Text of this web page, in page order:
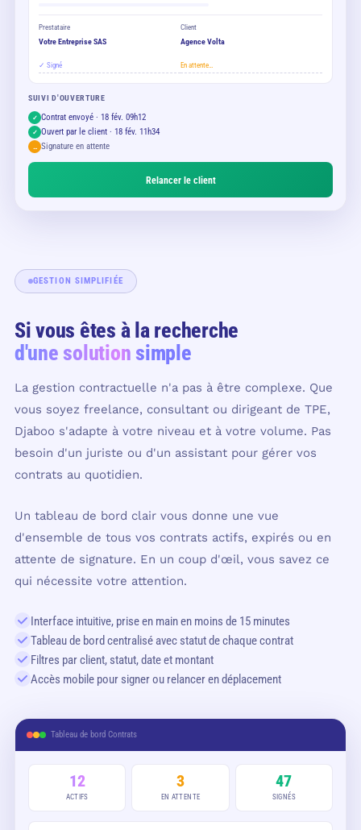
Prestataire
Votre Entreprise SAS
✓ Signé
Client
Agence Volta
En attente…
SUIVI D'OUVERTURE
✓ Contrat envoyé · 18 fév. 09h12
✓ Ouvert par le client · 18 fév. 11h34
… Signature en attente
Relancer le client
GESTION SIMPLIFIÉE
Si vous êtes à la recherche
d'une solution simple
La gestion contractuelle n'a pas à être complexe. Que
vous soyez freelance, consultant ou dirigeant de TPE,
Djaboo s'adapte à votre niveau et à votre volume. Pas
besoin d'un juriste ou d'un assistant pour gérer vos
contrats au quotidien.
Un tableau de bord clair vous donne une vue
d'ensemble de tous vos contrats actifs, expirés ou en
attente de signature. En un coup d'œil, vous savez ce
qui nécessite votre attention.
Interface intuitive, prise en main en moins de 15 minutes
Tableau de bord centralisé avec statut de chaque contrat
Filtres par client, statut, date et montant
Accès mobile pour signer ou relancer en déplacement
Tableau de bord Contrats
12
ACTIFS
3
EN ATTENTE
47
SIGNÉS